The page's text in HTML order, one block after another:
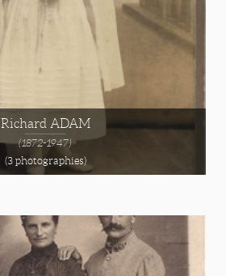
Richard ADAM
(1872-1947)
(3 photographies)